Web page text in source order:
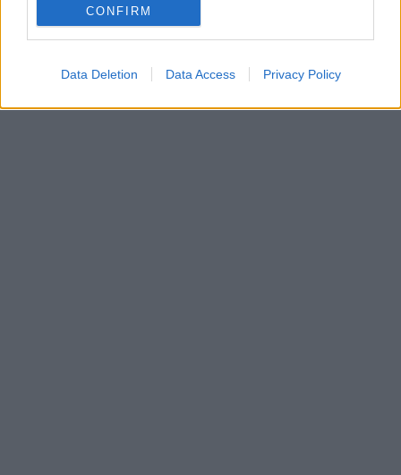
CONFIRM
Data Deletion Data Access Privacy Policy